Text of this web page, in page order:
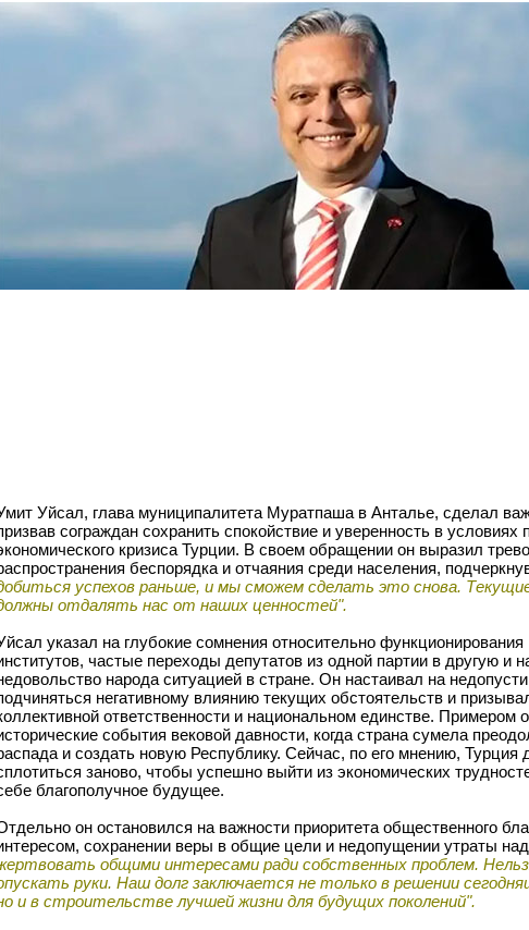
Уйсал, глава муниципалитета Муратпаша в Анталье, сделал
сограждан сохранить спокойствие и уверенность в условиях
кризиса Турции. В своем обращении он выразил
беспорядка и отчаяния среди населения,
успехов раньше, и мы сможем сделать это снова.
отдалять нас от наших ценностей".
указал на глубокие сомнения относительно функционирования
частые переходы депутатов из одной партии в другую и
народа ситуацией в стране. Он настаивал на
негативному влиянию текущих обстоятельств и
ответственности и национальном единстве. Примером
события вековой давности, когда страна сумела
и создать новую Республику. Сейчас, по его мнению, Турция
заново, чтобы успешно выйти из экономических
благополучное будущее.
он остановился на важности приоритета общественного
сохранении веры в общие цели и недопущении утраты
общими интересами ради собственных проблем.
руки. Наш долг заключается не только в решении
и в строительстве лучшей жизни для будущих поколений".